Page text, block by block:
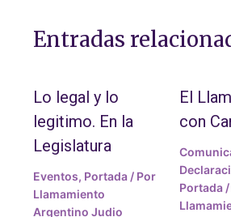
Entradas
Lo legal y lo
legitimo. En la
Legislatura
Eventos, Portada / Por
Llamamiento
Argentino Judio
El
con
Portada